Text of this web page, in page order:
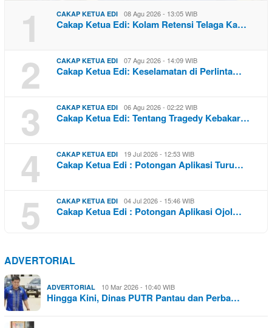
1 CAKAP KETUA EDI 08 Agu 2026 - 13:05 WIB
Cakap Ketua Edi: Kolam Retensi Telaga Ka…
2 CAKAP KETUA EDI 07 Agu 2026 - 14:09 WIB
Cakap Ketua Edi: Keselamatan di Perlinta…
3 CAKAP KETUA EDI 06 Agu 2026 - 02:22 WIB
Cakap Ketua Edi: Tentang Tragedy Kebakar…
4 CAKAP KETUA EDI 19 Jul 2026 - 12:53 WIB
Cakap Ketua Edi : Potongan Aplikasi Turu…
5 CAKAP KETUA EDI 04 Jul 2026 - 15:46 WIB
Cakap Ketua Edi : Potongan Aplikasi Ojol…
ADVERTORIAL
ADVERTORIAL 10 Mar 2026 - 10:40 WIB
Hingga Kini, Dinas PUTR Pantau dan Perba…